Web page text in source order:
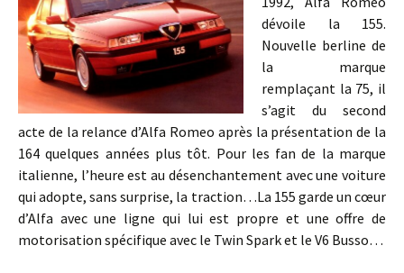
dévoile la 155.
Nouvelle berline de
la marque
remplaçant la 75, il
s’agit du second
acte de la relance d’Alfa Romeo après la présentation de la
164 quelques années plus tôt. Pour les fan de la marque
italienne, l’heure est au désenchantement avec une voiture
qui adopte, sans surprise, la traction…La 155 garde un cœur
d’Alfa avec une ligne qui lui est propre et une offre de
motorisation spécifique avec le Twin Spark et le V6 Busso…